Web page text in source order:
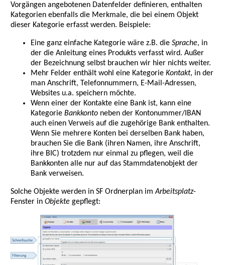
Vorgängen angebotenen Datenfelder definieren, enthalten
Kategorien ebenfalls die Merkmale, die bei einem Objekt
dieser Kategorie erfasst werden. Beispiele:
Eine ganz einfache Kategorie wäre z.B. die Sprache, in
der die Anleitung eines Produkts verfasst wird. Außer
der Bezeichnung selbst brauchen wir hier nichts weiter.
Mehr Felder enthält wohl eine Kategorie Kontakt, in der
man Anschrift, Telefonnummern, E-Mail-Adressen,
Websites u.a. speichern möchte.
Wenn einer der Kontakte eine Bank ist, kann eine
Kategorie Bankkontoneben der Kontonummer/IBAN
auch einen Verweis auf die zugehörige Bank enthalten.
Wenn Sie mehrere Konten bei derselben Bank haben,
brauchen Sie die Bank (ihren Namen, ihre Anschrift,
ihre BIC) trotzdem nur einmal zu pflegen, weil die
Bankkonten alle nur auf das Stammdatenobjekt der
Bank verweisen.
Solche Objekte werden in SF Ordnerplan imArbeitsplatz-
Fenster in Objektegepflegt: